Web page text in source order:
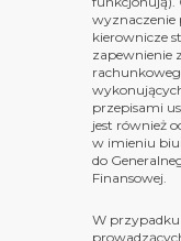
wyznaczenie
kierownicze
zapewnienie
przepisami
jest również
w imieniu
do
Finansowej.
W